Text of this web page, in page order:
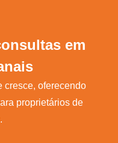
em
cresce, oferecendo
proprietários de